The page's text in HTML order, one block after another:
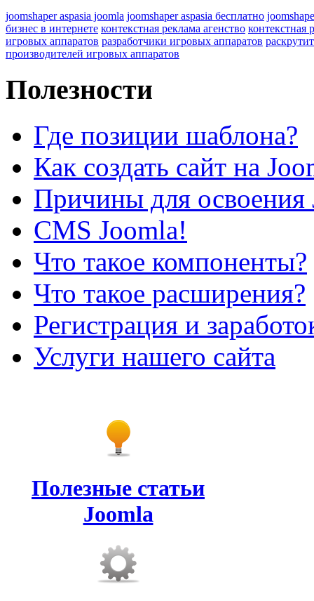
joomshaper aspasia joomla joomshaper aspasia бесплатно
бизнес в интернете контекстная реклама агенство контекстная
игровых аппаратов разработчики игровых аппаратов
производителей игровых аппаратов
Полезности
Где позиции шаблона?
Как создать сайт на
Причины для освоения
CMS Joomla!
Что такое компоненты?
Что такое расширения?
Регистрация и
Услуги нашего сайта
Полезные статьи
Joomla